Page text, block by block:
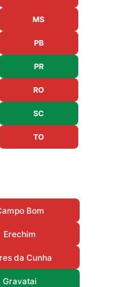
MS
PB
PR
RO
SC
TO
Bom
Erechim
da Cunha
Gravatai